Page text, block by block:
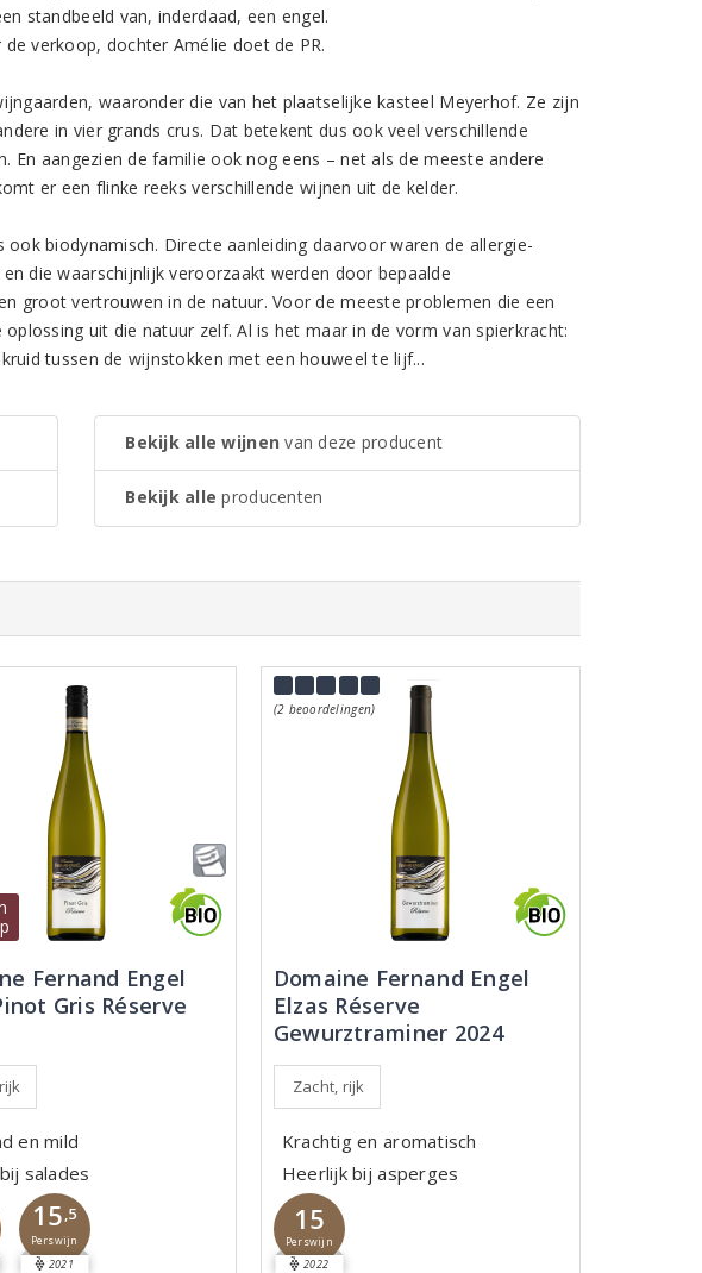
standbeeld van, inderdaad, een engel.
verkoop, dochter Amélie doet de PR.
waaronder die van het plaatselijke kasteel Meyerhof. Ze zijn
in vier grands crus. Dat betekent dus ook veel verschillende
aangezien de familie ook nog eens – net als de meeste andere
er een flinke reeks verschillende wijnen uit de kelder.
biodynamisch. Directe aanleiding daarvoor waren de allergie-
die waarschijnlijk veroorzaakt werden door bepaalde
groot vertrouwen in de natuur. Voor de meeste problemen die een
uit die natuur zelf. Al is het maar in de vorm van spierkracht:
tussen de wijnstokken met een houweel te lijf...
Bekijk alle wijnen van deze producent
Bekijk alle producenten
Fernand Engel
Gris Réserve
en mild
salades
15,5
Perswijn
2021
(2 beoordelingen)
Domaine Fernand Engel
Elzas Réserve
Gewurztraminer 2024
Zacht, rijk
Krachtig en aromatisch
Heerlijk bij asperges
15
Perswijn
2022